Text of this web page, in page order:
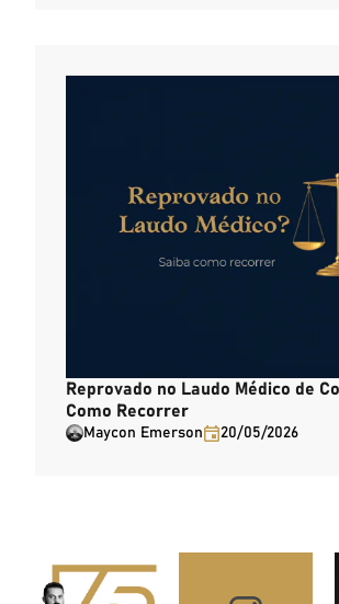
Reprovado no Laudo Médico de
Como Recorrer
Maycon Emerson 20/05/2026